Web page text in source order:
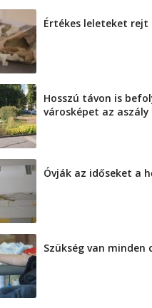
Értékes leleteket rejt
Hosszú távon is
városképet az aszály
Óvják az időseket a
Szükség van minden